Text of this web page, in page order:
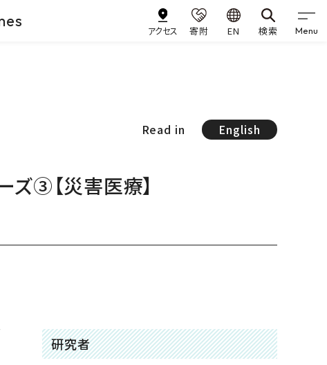
アクセス 寄附 EN 検索 Menu
Read in
English
③【災害医療】
研究者